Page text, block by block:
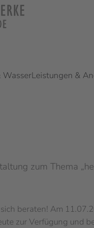
WasserLeistungen &
zum Thema
beraten! Am
zur Verfügung und